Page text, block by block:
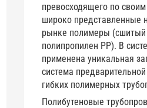
превосходящего по
широко представленные
рынке полимеры (сшитый
полипропилен PP). В
применена уникальная
система
гибких полимерных
Полибутеновые